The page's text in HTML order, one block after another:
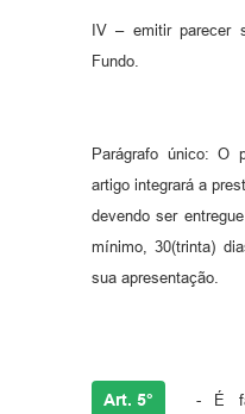
IV – emitir parecer
Fundo.
Parágrafo único: O
artigo integrará a
devendo ser
mínimo, 30(trinta)
sua apresentação.
Art. 5° - É